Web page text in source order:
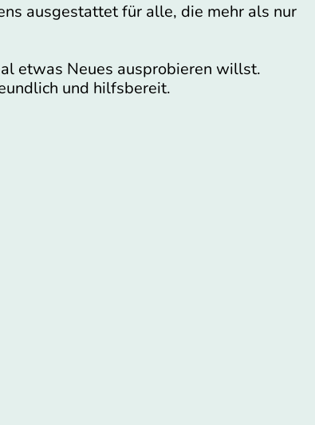
ausgestattet für alle, die mehr als nur
etwas Neues ausprobieren willst.
und hilfsbereit.